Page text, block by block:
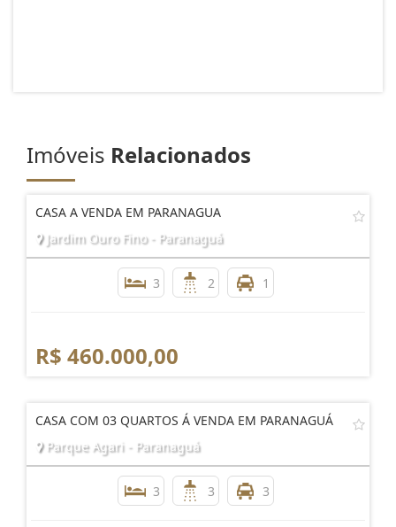
Imóveis Relacionados
CASA A VENDA EM PARANAGUA
Jardim Ouro Fino - Paranaguá
3 2 1
R$ 460.000,00
CASA COM 03 QUARTOS Á VENDA EM PARANAGUÁ
Parque Agari - Paranaguá
3 3 3